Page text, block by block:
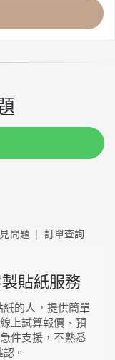
問題 訂單查詢
貼紙服務
的人，提供簡單
上試算報價、預
件支援，不熟悉
。